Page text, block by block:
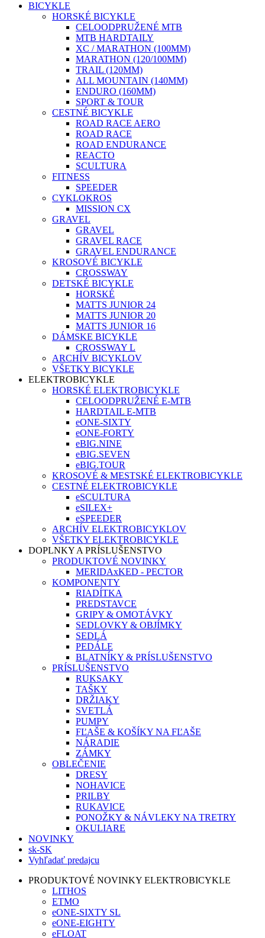
BICYKLE
HORSKÉ BICYKLE
CELOODPRUŽENÉ MTB
MTB HARDTAILY
XC / MARATHON (100MM)
MARATHON (120/100MM)
TRAIL (120MM)
ALL MOUNTAIN (140MM)
ENDURO (160MM)
SPORT & TOUR
CESTNÉ BICYKLE
ROAD RACE AERO
ROAD RACE
ROAD ENDURANCE
REACTO
SCULTURA
FITNESS
SPEEDER
CYKLOKROS
MISSION CX
GRAVEL
GRAVEL
GRAVEL RACE
GRAVEL ENDURANCE
KROSOVÉ BICYKLE
CROSSWAY
DETSKÉ BICYKLE
HORSKÉ
MATTS JUNIOR 24
MATTS JUNIOR 20
MATTS JUNIOR 16
DÁMSKE BICYKLE
CROSSWAY L
ARCHÍV BICYKLOV
VŠETKY BICYKLE
ELEKTROBICYKLE
HORSKÉ ELEKTROBICYKLE
CELOODPRUŽENÉ E-MTB
HARDTAIL E-MTB
eONE-SIXTY
eONE-FORTY
eBIG.NINE
eBIG.SEVEN
eBIG.TOUR
KROSOVÉ & MESTSKÉ ELEKTROBICYKLE
CESTNÉ ELEKTROBICYKLE
eSCULTURA
eSILEX+
eSPEEDER
ARCHÍV ELEKTROBICYKLOV
VŠETKY ELEKTROBICYKLE
DOPLNKY A PRÍSLUŠENSTVO
PRODUKTOVÉ NOVINKY
MERIDAxKED - PECTOR
KOMPONENTY
RIADÍTKA
PREDSTAVCE
GRIPY & OMOTÁVKY
SEDLOVKY & OBJÍMKY
SEDLÁ
PEDÁLE
BLATNÍKY & PRÍSLUŠENSTVO
PRÍSLUŠENSTVO
RUKSAKY
TAŠKY
DRŽIAKY
SVETLÁ
PUMPY
FĽAŠE & KOŠÍKY NA FĽAŠE
NÁRADIE
ZÁMKY
OBLEČENIE
DRESY
NOHAVICE
PRILBY
RUKAVICE
PONOŽKY & NÁVLEKY NA TRETRY
OKULIARE
NOVINKY
sk-SK
Vyhľadať predajcu
PRODUKTOVÉ NOVINKY ELEKTROBICYKLE
LITHOS
ETMO
eONE-SIXTY SL
eONE-EIGHTY
eFLOAT